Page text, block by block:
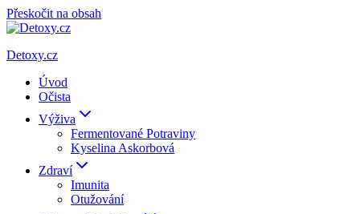
Přeskočit na obsah
Detoxy.cz
Úvod
Očista
Výživa
Fermentované Potraviny
Kyselina Askorbová
Zdraví
Imunita
Otužování